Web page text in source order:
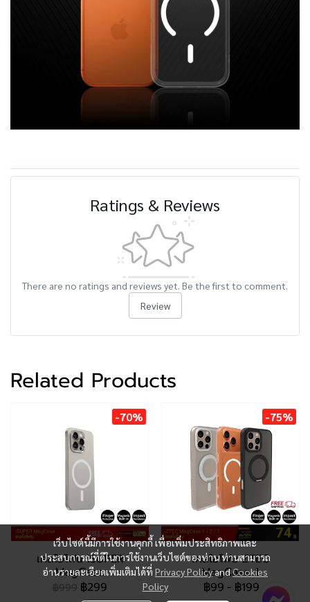
Ratings & Reviews
There are no ratings and reviews yet. Be the first to comment.
Review
Related Products
-70%
เคสไอโฟน iSUPER
MagCase
฿999 ฿299
-75%
เคสไอโฟน ZTEC
MagCase 1
฿99 - ฿199
เว็บไซต์นี้มีการใช้งานคุกกี้ เพื่อเพิ่มประสิทธิภาพและ
ประสบการณ์ที่ดีในการใช้งานเว็บไซต์ของท่าน ท่านสามารถ
อ่านรายละเอียดเพิ่มเติมได้ที่ Privacy PolicyandCookies
Policy